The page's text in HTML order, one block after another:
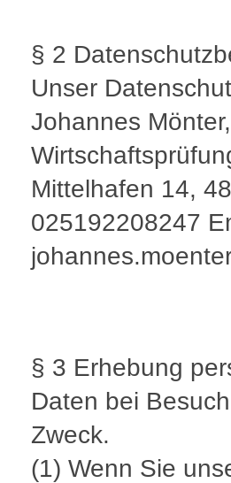
§ 2
Unser
Johannes
Mittelhafen 14,
025192208247
§ 3 Erhebung
Daten bei
Zweck.
(1) Wenn Sie